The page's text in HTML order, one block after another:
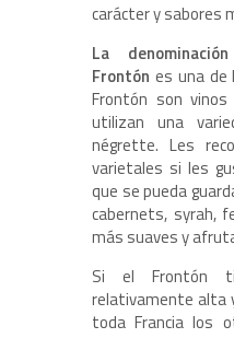
carácter y sabores
La
Frontón es una de
Frontón son
utilizan una
négrette. Les
varietales si les
que se pueda
cabernets, syrah,
más suaves y
Si el Frontón
relativamente alta
toda Francia los